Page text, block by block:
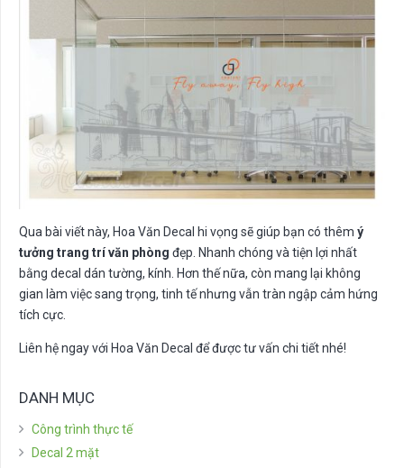
Qua bài viết này, Hoa Văn Decal hi vọng sẽ giúp bạn có thêm ý
tưởng trang trí văn phòng đẹp. Nhanh chóng và tiện lợi nhất
bằng decal dán tường, kính. Hơn thế nữa, còn mang lại không
gian làm việc sang trọng, tinh tế nhưng vẫn tràn ngập cảm hứng
tích cực.
Liên hệ ngay với Hoa Văn Decal để được tư vấn chi tiết nhé!
DANH MỤC
Công trình thực tế
Decal 2 mặt